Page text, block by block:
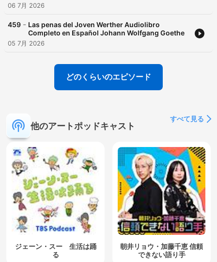
06 7月 2026
459 - Las penas del Joven Werther Audiolibro
Completo en Español Johann Wolfgang Goethe
05 7月 2026
どのくらいのエピソード
他のアートポッドキャスト
すべて見る
ジェーン・スー 生活は踊
る
朝井リョウ・加藤千恵 信頼
できない語り手